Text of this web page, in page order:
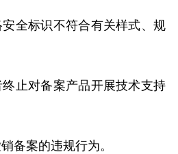
安全标识不符合有关样式、规
终止对备案产品开展技术支持
备案的违规行为。